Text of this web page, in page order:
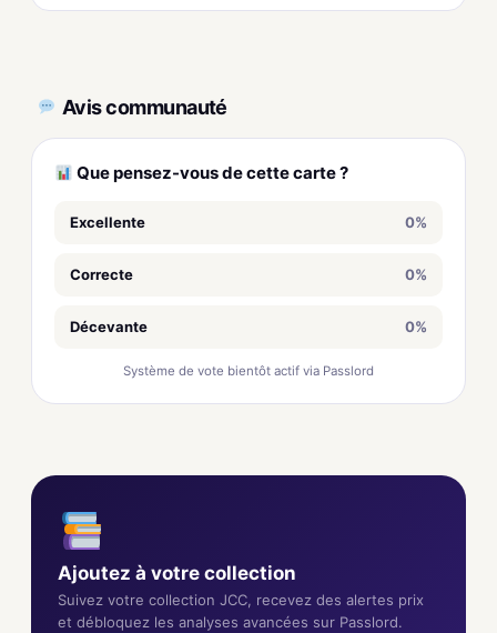
Avis communauté
Que pensez-vous de cette carte ?
Excellente 0%
Correcte 0%
Décevante 0%
Système de vote bientôt actif via Passlord
Ajoutez à votre collection
Suivez votre collection JCC, recevez des alertes prix
et débloquez les analyses avancées sur Passlord.